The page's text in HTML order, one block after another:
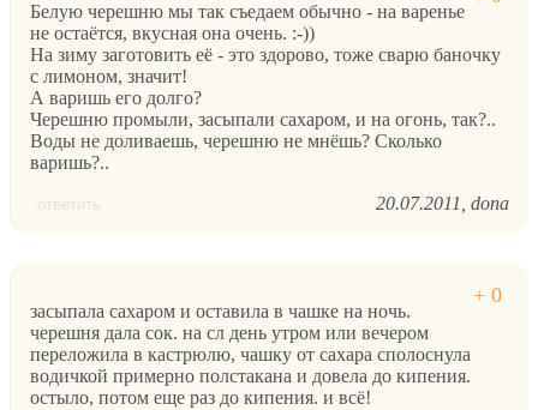
Белую черешню мы так съедаем обычно - на варенье
не остаётся, вкусная она очень. :-))
На зиму заготовить её - это здорово, тоже сварю баночку
с лимоном, значит!
А варишь его долго?
Черешню промыли, засыпали сахаром, и на огонь, так?..
Воды не доливаешь, черешню не мнёшь? Сколько
варишь?..
ответить 20.07.2011 dona
засыпала сахаром и оставила в чашке на ночь.
черешня дала сок. на сл день утром или вечером
переложила в кастрюлю, чашку от сахара сполоснула
водичкой примерно полстакана и довела до кипения.
остыло, потом еще раз до кипения. и всё!